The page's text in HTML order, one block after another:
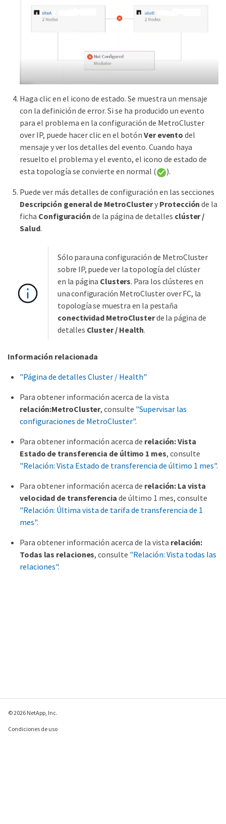
Haga clic en el icono de estado. Se muestra un mensaje
con la definición de error. Si se ha producido un evento
para el problema en la configuración de MetroCluster
over IP, puede hacer clic en el botón Ver evento del
mensaje y ver los detalles del evento. Cuando haya
resuelto el problema y el evento, el icono de estado de
esta topología se convierte en normal (
).
Puede ver más detalles de configuración en las secciones
Descripción general de MetroClustery Protección de la
ficha Configuración de la página de detalles clúster /
Salud.
Sólo para una configuración de MetroCluster
sobre IP, puede ver la topología del clúster
en la página Clusters. Para los clústeres en
una configuración MetroCluster over FC, la
topología se muestra en la pestaña
conectividad MetroClusterde la página de
detalles Cluster / Health.
Información relacionada
"Página de detalles Cluster / Health"
Para obtener información acerca de la vista
relación:MetroCluster, consulte "Supervisar las
configuraciones de MetroCluster".
Para obtener información acerca de relación: Vista
Estado de transferencia de último 1 mes, consulte
"Relación: Vista Estado de transferencia de último 1 mes".
Para obtener información acerca de relación: La vista
velocidad de transferencia de último 1 mes, consulte
"Relación: Última vista de tarifa de transferencia de 1
mes".
Para obtener información acerca de la vista relación:
Todas las relaciones, consulte "Relación: Vista todas las
relaciones".
© 2026 NetApp, Inc.
Condiciones de uso